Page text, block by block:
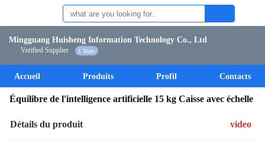
Mingguang Huisheng Information Technology Co., Ltd
Verified Supplier 1 Years
Accueil Produits Profil Contacts
Équilibre de l'intelligence artificielle 15 kg Caisse avec échelle
Détails du produit video